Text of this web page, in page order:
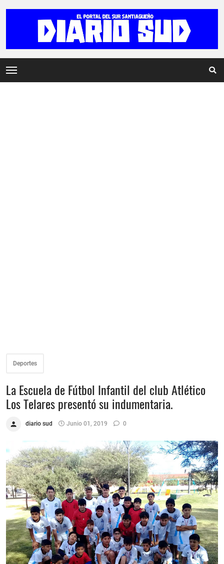
Deportes
La Escuela de Fútbol Infantil del club Atlético
Los Telares presentó su indumentaria.
diario sud Junio 01, 2019 0